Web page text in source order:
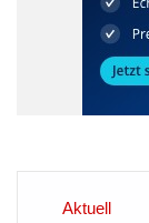
Aktuell